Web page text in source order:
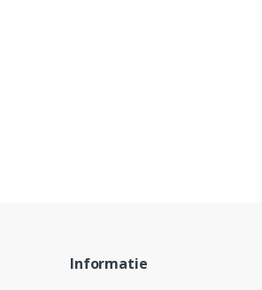
Informatie